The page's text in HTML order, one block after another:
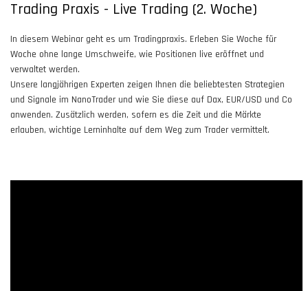
Trading Praxis - Live Trading (2. Woche)
In diesem Webinar geht es um Tradingpraxis. Erleben Sie Woche für
Woche ohne lange Umschweife, wie Positionen live eröffnet und
verwaltet werden.
Unsere langjährigen Experten zeigen Ihnen die beliebtesten Strategien
und Signale im NanoTrader und wie Sie diese auf Dax, EUR/USD und Co
anwenden. Zusätzlich werden, sofern es die Zeit und die Märkte
erlauben, wichtige Lerninhalte auf dem Weg zum Trader vermittelt.